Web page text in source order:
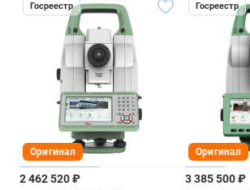
Госреестр
Оригинал
2 462 520 ₽
Госреестр
Оригинал
3 385 500 ₽